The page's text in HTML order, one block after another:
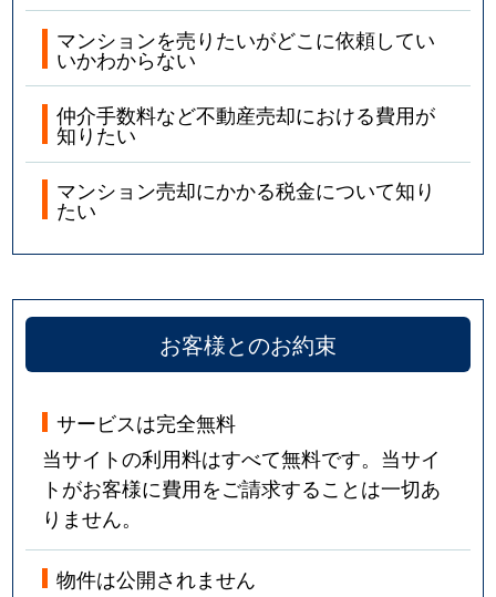
マンションを売りたいがどこに依頼してい
いかわからない
仲介手数料など不動産売却における費用が
知りたい
マンション売却にかかる税金について知り
たい
お客様とのお約束
サービスは完全無料
当サイトの利用料はすべて無料です。当サイ
トがお客様に費用をご請求することは一切あ
りません。
物件は公開されません